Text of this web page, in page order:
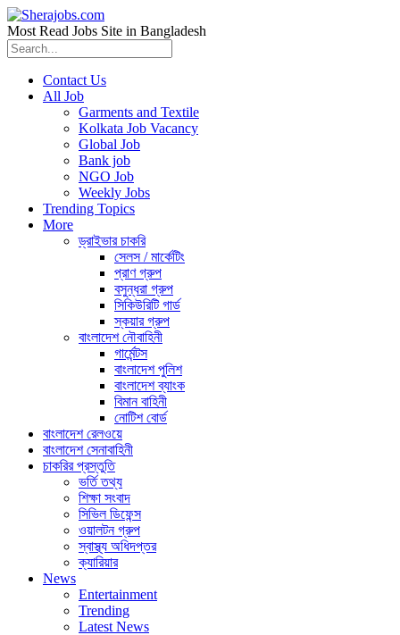
Most Read Jobs Site in Bangladesh
Contact Us
All Job
Garments and Textile
Kolkata Job Vacancy
Global Job
Bank job
NGO Job
Weekly Jobs
Trending Topics
More
ড্রাইভার চাকরি
সেলস / মার্কেটিং
প্রাণ গ্রুপ
বসুন্ধরা গ্রুপ
সিকিউরিটি গার্ড
স্কয়ার গ্রুপ
বাংলাদেশ নৌবাহিনী
গার্মেন্টস
বাংলাদেশ পুলিশ
বাংলাদেশ ব্যাংক
বিমান বাহিনী
নোটিশ বোর্ড
বাংলাদেশ রেলওয়ে
বাংলাদেশ সেনাবাহিনী
চাকরির প্রস্তুতি
ভর্তি তথ্য
শিক্ষা সংবাদ
সিভিল ডিফেন্স
ওয়ালটন গ্রুপ
স্বাস্থ্য অধিদপ্তর
ক্যারিয়ার
News
Entertainment
Trending
Latest News